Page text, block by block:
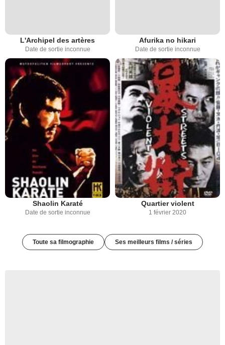
L'Archipel des artères
Date de sortie inconnue
Afurika no hikari
Date de sortie inconnue
Shaolin Karaté
Date de sortie inconnue
Quartier violent
1 février 2020
Toute sa filmographie Ses meilleurs films / séries